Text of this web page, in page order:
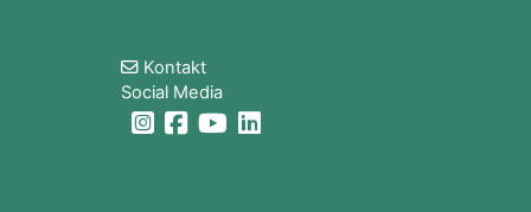
Kontakt
Social Media